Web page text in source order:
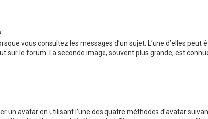
vous consultez les messages d’un sujet. L’une d’elles
le forum. La seconde image, souvent plus grande, est
un avatar en utilisant l’une des quatre méthodes d’avatar